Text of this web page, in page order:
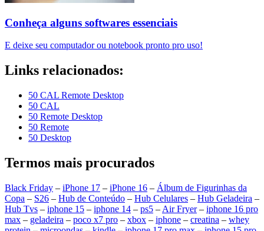
Conheça alguns softwares essenciais
E deixe seu computador ou notebook pronto pro uso!
Links relacionados:
50 CAL Remote Desktop
50 CAL
50 Remote Desktop
50 Remote
50 Desktop
Termos mais procurados
Black Friday – iPhone 17 – iPhone 16 – Álbum de Figurinhas da
Copa – S26 – Hub de Conteúdo – Hub Celulares – Hub Geladeira –
Hub Tvs – iphone 15 – iphone 14 – ps5 – Air Fryer– iphone 16 pro
max – geladeira – poco x7 pro – xbox – iphone – creatina – whey